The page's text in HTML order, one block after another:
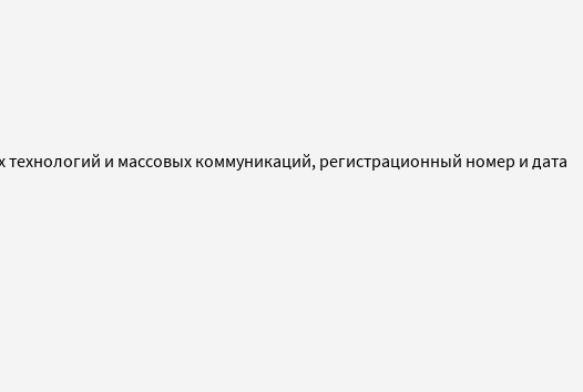
и массовых коммуникаций, регистрационный номер и дата